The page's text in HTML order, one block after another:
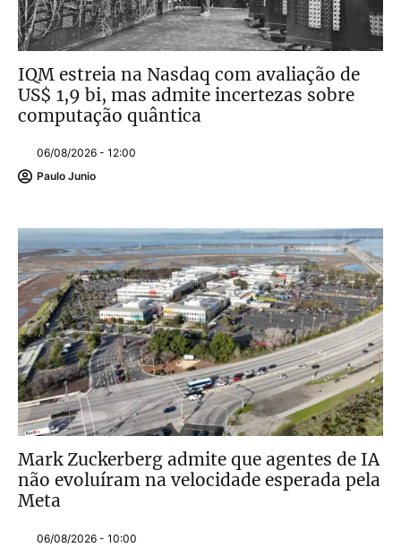
IQM estreia na Nasdaq com avaliação de
US$ 1,9 bi, mas admite incertezas sobre
computação quântica
06/08/2026 - 12:00
Paulo Junio
Mark Zuckerberg admite que agentes de IA
não evoluíram na velocidade esperada pela
Meta
06/08/2026 - 10:00